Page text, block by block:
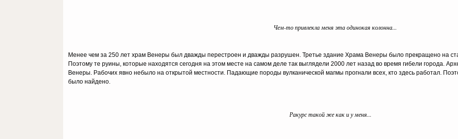
Чем-то привлекла меня эта одинокая колонна...
Менее чем за 250 лет храм Венеры был дважды перестроен и дважды разрушен. Третье здание Храма Венеры было прекращено на
Поэтому те руины, которые находятся сегодня на этом месте на самом деле так выглядели 2000 лет назад во время гибели города.
Венеры. Рабочих явно небыло на открытой местности. Падающие породы вулканической магмы прогнали всех, кто здесь работал.
было найдено.
Ракурс такой же как и у меня...